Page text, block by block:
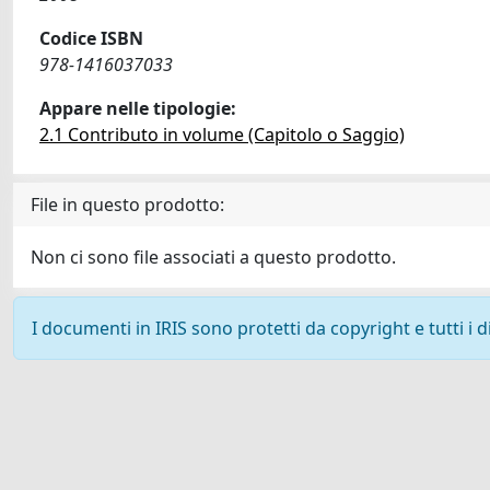
Codice ISBN
978-1416037033
Appare nelle tipologie:
2.1 Contributo in volume (Capitolo o Saggio)
File in questo prodotto:
Non ci sono file associati a questo prodotto.
I documenti in IRIS sono protetti da copyright e tutti i